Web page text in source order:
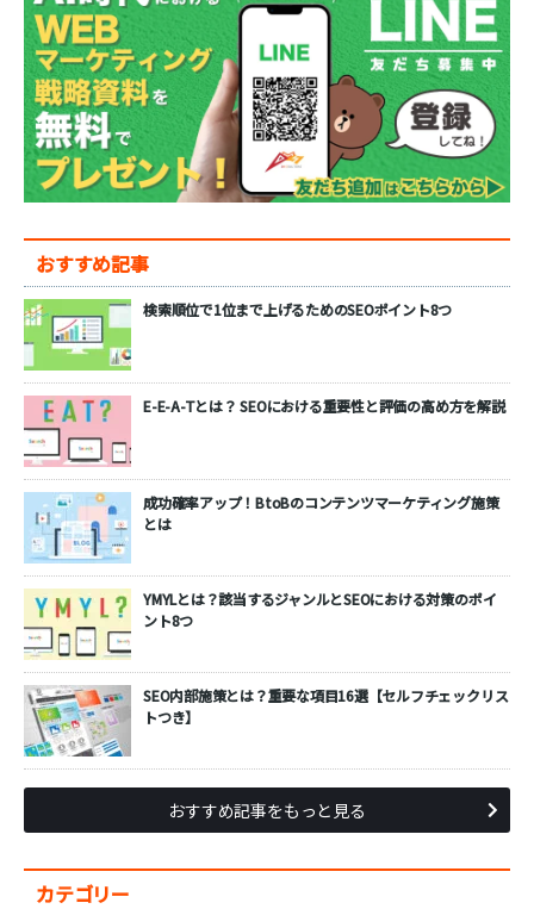
おすすめ記事
検索順位で1位まで上げるためのSEOポイント8つ
E-E-A-Tとは？ SEOにおける重要性と評価の高め方を解説
成功確率アップ！BtoBのコンテンツマーケティング施策
とは
YMYLとは？該当するジャンルとSEOにおける対策のポイ
ント8つ
SEO内部施策とは？重要な項目16選【セルフチェックリス
トつき】
おすすめ記事をもっと見る
カテゴリー